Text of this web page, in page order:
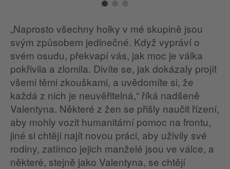
„Naprosto všechny holky v mé skupině jsou
svým způsobem jedinečné. Když vypráví o
svém osudu, překvapí vás, jak moc je válka
pokřivila a zlomila. Divíte se, jak dokázaly projít
všemi těmi zkouškami, a uvědomíte si, že
každá z nich je neuvěřitelná,“ říká nadšeně
Valentyna. Některé z žen se přišly naučit řízení,
aby mohly vozit humanitární pomoc na frontu,
jiné si chtějí najít novou práci, aby uživily své
rodiny, zatímco jejich manželé jsou ve válce, a
některé, stejně jako Valentyna, se chtějí